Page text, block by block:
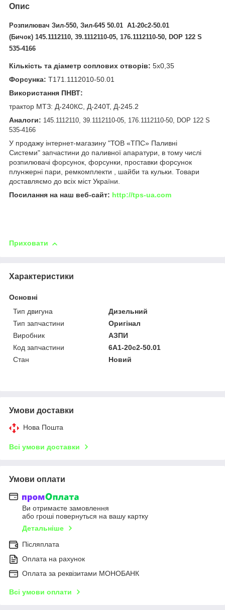
Опис
Розпилювач Зил-550, Зил-645 50.01 А1-20с2-50.01
(Бичок) 145.1112110, 39.1112110-05, 176.1112110-50, DOP 122 S
535-4166
Кількість та діаметр соплових отворів: 5х0,35
Форсунка: Т171.1112010-50.01
Використання ПНВТ:
трактор МТЗ: Д-240КС, Д-240Т, Д-245.2
Аналоги: 145.1112110, 39.1112110-05, 176.1112110-50, DOP 122 S
535-4166
У продажу інтернет-магазину "ТОВ «ТПС» Паливні
Системи" запчастини до паливної апаратури, в тому числі
розпилювачі форсунок, форсунки, проставки форсунок
плунжерні пари, ремкомплекти , шайби та кульки. Товари
доставляємо до всіх міст України.
Посилання на наш веб-сайт: http://tps-ua.com
Приховати
Характеристики
Основні
Тип двигуна
Дизельний
Тип запчастини
Оригінал
Виробник
АЗПИ
Код запчастини
6А1-20с2-50.01
Стан
Новий
Умови доставки
Нова Пошта
Всі умови доставки
Умови оплати
Ви отримаєте замовлення
або гроші повернуться на вашу картку
Детальніше
Післяплата
Оплата на рахунок
Оплата за реквізитами МОНОБАНК
Всі умови оплати